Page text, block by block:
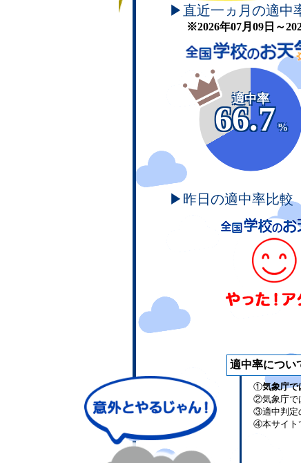
▶直近一ヵ月の適中
※2026年07月09日～
適中率
66.7
%
▶昨日の適中率比較
適中率につい
①気象庁で
②気象庁で
③適中判定
④本サイト